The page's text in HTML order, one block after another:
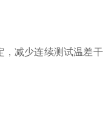
减少连续测试温差干